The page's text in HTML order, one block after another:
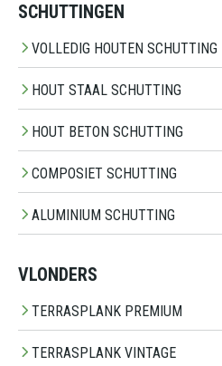
SCHUTTINGEN
VOLLEDIG HOUTEN SCHUTTING
HOUT STAAL SCHUTTING
HOUT BETON SCHUTTING
COMPOSIET SCHUTTING
ALUMINIUM SCHUTTING
VLONDERS
TERRASPLANK PREMIUM
TERRASPLANK VINTAGE